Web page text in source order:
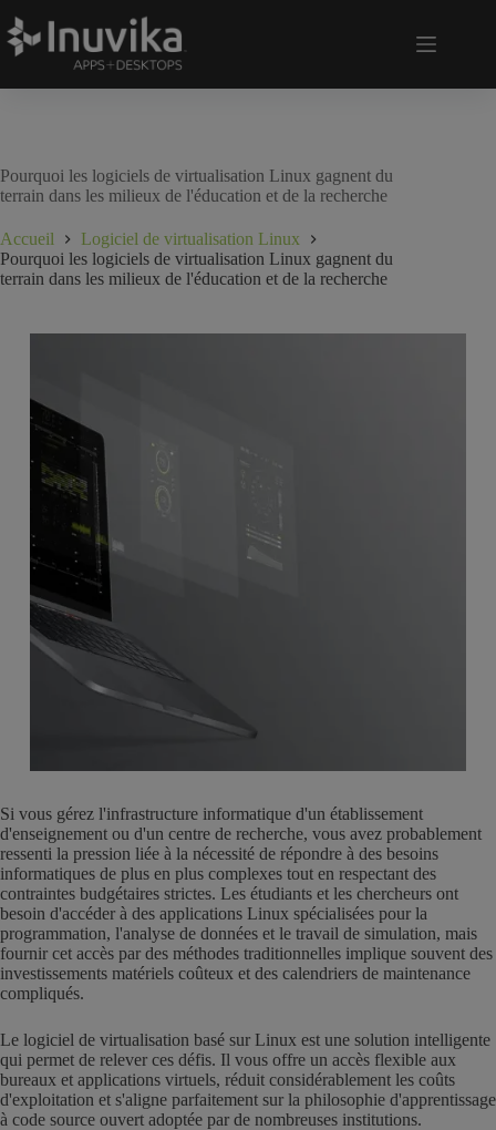
Pourquoi les logiciels de virtualisation Linux gagnent du
terrain dans les milieux de l'éducation et de la recherche
Accueil
Logiciel de virtualisation Linux
Pourquoi les logiciels de virtualisation Linux gagnent du
terrain dans les milieux de l'éducation et de la recherche
Si vous gérez l'infrastructure informatique d'un établissement
d'enseignement ou d'un centre de recherche, vous avez probablement
ressenti la pression liée à la nécessité de répondre à des besoins
informatiques de plus en plus complexes tout en respectant des
contraintes budgétaires strictes. Les étudiants et les chercheurs ont
besoin d'accéder à des applications Linux spécialisées pour la
programmation, l'analyse de données et le travail de simulation, mais
fournir cet accès par des méthodes traditionnelles implique souvent des
investissements matériels coûteux et des calendriers de maintenance
compliqués.
Le logiciel de virtualisation basé sur Linux est une solution intelligente
qui permet de relever ces défis. Il vous offre un accès flexible aux
bureaux et applications virtuels, réduit considérablement les coûts
d'exploitation et s'aligne parfaitement sur la philosophie d'apprentissage
à code source ouvert adoptée par de nombreuses institutions.